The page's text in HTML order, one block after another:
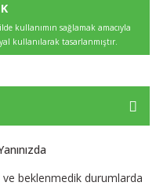
kullanımın sağlamak amacıyla
kullanılarak tasarlanmıştır.
ve beklenmedik durumlarda